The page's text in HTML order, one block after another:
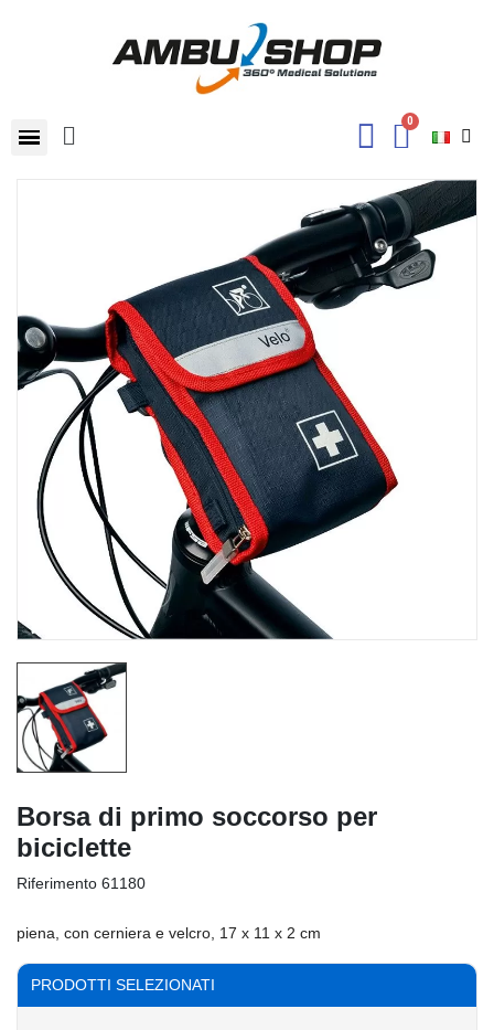
Borsa di primo soccorso per
biciclette
Riferimento 61180
piena, con cerniera e velcro, 17 x 11 x 2 cm
PRODOTTI SELEZIONATI